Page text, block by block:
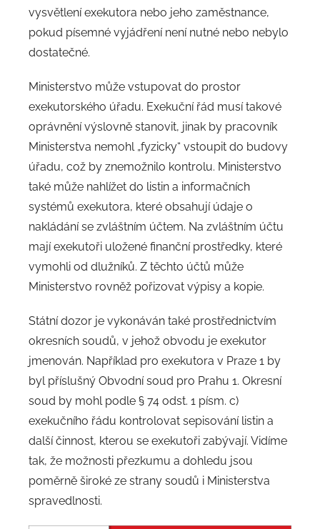
vysvětlení exekutora nebo jeho zaměstnance,
pokud písemné vyjádření není nutné nebo nebylo
dostatečné.
Ministerstvo může vstupovat do prostor
exekutorského úřadu. Exekuční řád musí takové
oprávnění výslovně stanovit, jinak by pracovník
Ministerstva nemohl „fyzicky“ vstoupit do budovy
úřadu, což by znemožnilo kontrolu. Ministerstvo
také může nahlížet do listin a informačních
systémů exekutora, které obsahují údaje o
nakládání se zvláštním účtem. Na zvláštním účtu
mají exekutoři uložené finanční prostředky, které
vymohli od dlužníků. Z těchto účtů může
Ministerstvo rovněž pořizovat výpisy a kopie.
Státní dozor je vykonáván také prostřednictvím
okresních soudů, v jehož obvodu je exekutor
jmenován. Například pro exekutora v Praze 1 by
byl příslušný Obvodní soud pro Prahu 1. Okresní
soud by mohl podle § 74 odst. 1 písm. c)
exekučního řádu kontrolovat sepisování listin a
další činnost, kterou se exekutoři zabývají. Vidíme
tak, že možnosti přezkumu a dohledu jsou
poměrně široké ze strany soudů i Ministerstva
spravedlnosti.